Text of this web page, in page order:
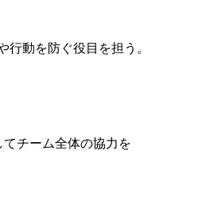
動を防ぐ役目を担う。
チーム全体の協力を